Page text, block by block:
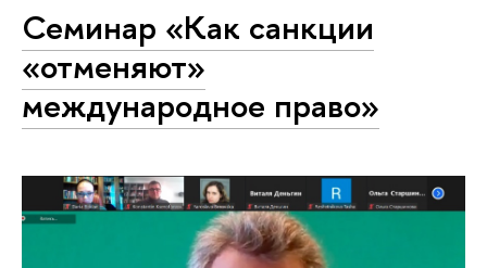
Семинар «Как санкции
«отменяют»
международное право»